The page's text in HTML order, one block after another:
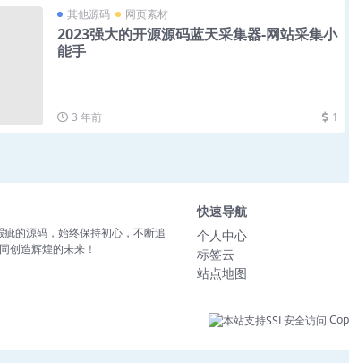
其他源码 网页素材
2023强大的开源源码蓝天采集器-网站采集小
能手
3 年前 1
的源码，始终保持初心，不断追
创造辉煌的未来！
快速导航
个人中心
标签云
站点地图